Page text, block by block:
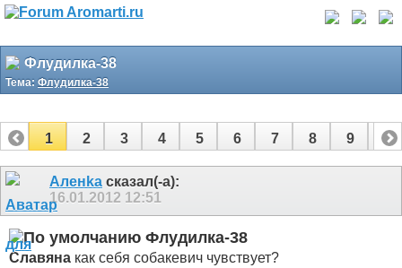
Флудилка-38
Тема: Флудилка-38
1 2 3 4 5 6 7 8 9 10
11 12 14
Аленka сказал(-а):
16.01.2012 12:51
Флудилка-38
Славяна как себя собакевич чувствует?